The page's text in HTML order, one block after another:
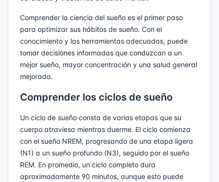
Comprender la ciencia del sueño es el primer paso
para optimizar sus hábitos de sueño. Con el
conocimiento y las herramientas adecuadas, puede
tomar decisiones informadas que conduzcan a un
mejor sueño, mayor concentración y una salud general
mejorada.
Comprender los ciclos de sueño
Un ciclo de sueño consta de varias etapas que su
cuerpo atraviesa mientras duerme. El ciclo comienza
con el sueño NREM, progresando de una etapa ligera
(N1) a un sueño profundo (N3), seguido por el sueño
REM. En promedio, un ciclo completo dura
aproximadamente 90 minutos, aunque esto puede